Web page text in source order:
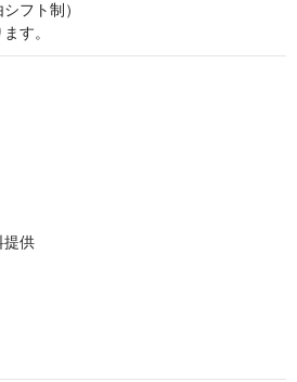
フト制）
す。
提供